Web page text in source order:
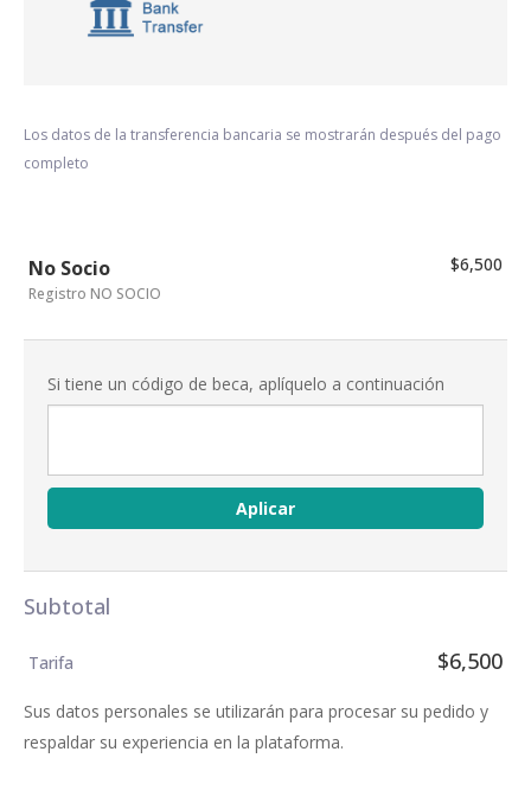
Los datos de la transferencia bancaria se mostrarán después del pago
completo
No Socio
Registro NO SOCIO
$6,500
Si tiene un código de beca, aplíquelo a continuación
Aplicar
Subtotal
Tarifa $6,500
Sus datos personales se utilizarán para procesar su pedido y
respaldar su experiencia en la plataforma.